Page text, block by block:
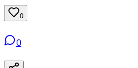
0
0